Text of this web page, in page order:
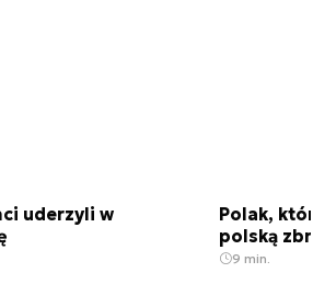
uderzyli w
Polak,
polską
9 min.